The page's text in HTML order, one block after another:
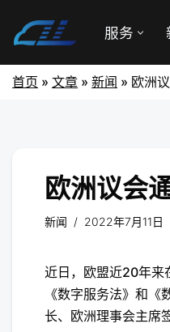
服务
首页 » 文章 » 新闻 » 欧洲
欧洲议会
新闻 2022年7月11日
近日，欧盟近20年来
《数字服务法》和
长、欧洲理事会主席